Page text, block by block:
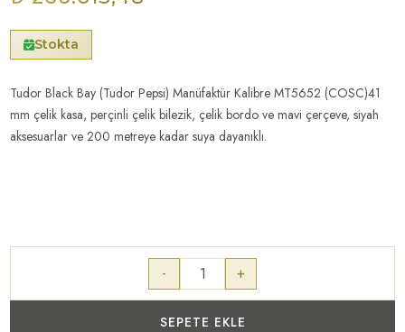
Stokta
Tudor Black Bay (Tudor Pepsi) Manüfaktür Kalibre MT5652 (COSC)41
mm çelik kasa, perçinli çelik bilezik, çelik bordo ve mavi çerçeve, siyah
aksesuarlar ve 200 metreye kadar suya dayanıklı.
- +
SEPETE EKLE